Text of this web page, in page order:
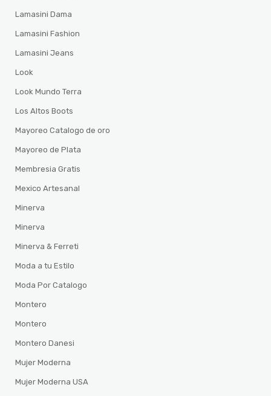
Lamasini Dama
Lamasini Fashion
Lamasini Jeans
Look
Look Mundo Terra
Los Altos Boots
Mayoreo Catalogo de oro
Mayoreo de Plata
Membresia Gratis
Mexico Artesanal
Minerva
Minerva
Minerva & Ferreti
Moda a tu Estilo
Moda Por Catalogo
Montero
Montero
Montero Danesi
Mujer Moderna
Mujer Moderna USA